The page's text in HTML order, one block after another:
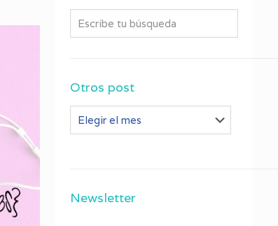
Otros post
Otros
Newsletter